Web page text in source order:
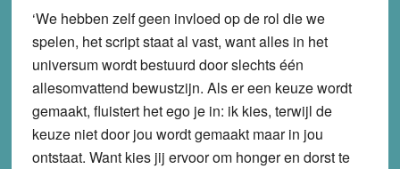
‘We hebben zelf geen invloed op de rol die we
spelen, het script staat al vast, want alles in het
universum wordt bestuurd door slechts één
allesomvattend bewustzijn. Als er een keuze wordt
gemaakt, fluistert het ego je in: ik kies, terwijl de
keuze niet door jou wordt gemaakt maar in jou
ontstaat. Want kies jij ervoor om honger en dorst te